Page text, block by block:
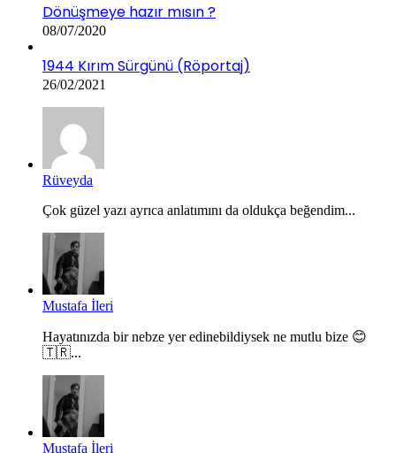
Dönüşmeye hazır mısın ?
08/07/2020
1944 Kırım Sürgünü (Röportaj)
26/02/2021
Rüveyda
Çok güzel yazı ayrıca anlatımını da oldukça beğendim...
Mustafa İleri
Hayatınızda bir nebze yer edinebildiysek ne mutlu bize 😊
🇹🇷...
Mustafa İleri